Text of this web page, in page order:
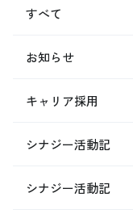
すべて
お知らせ
キャリア採用
シナジー活動記
シナジー活動記